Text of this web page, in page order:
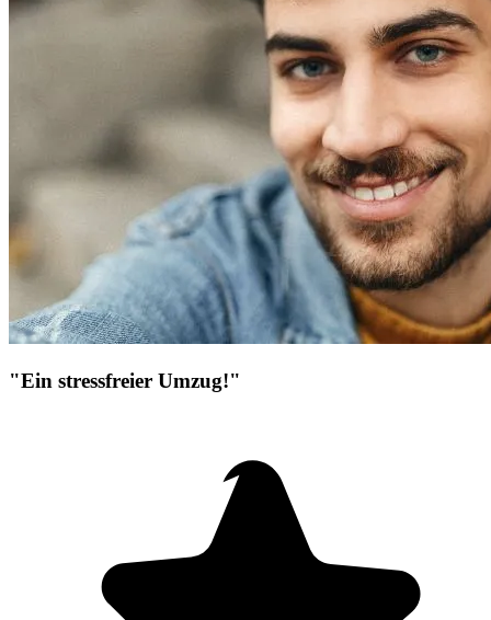
"Ein stressfreier Umzug!"